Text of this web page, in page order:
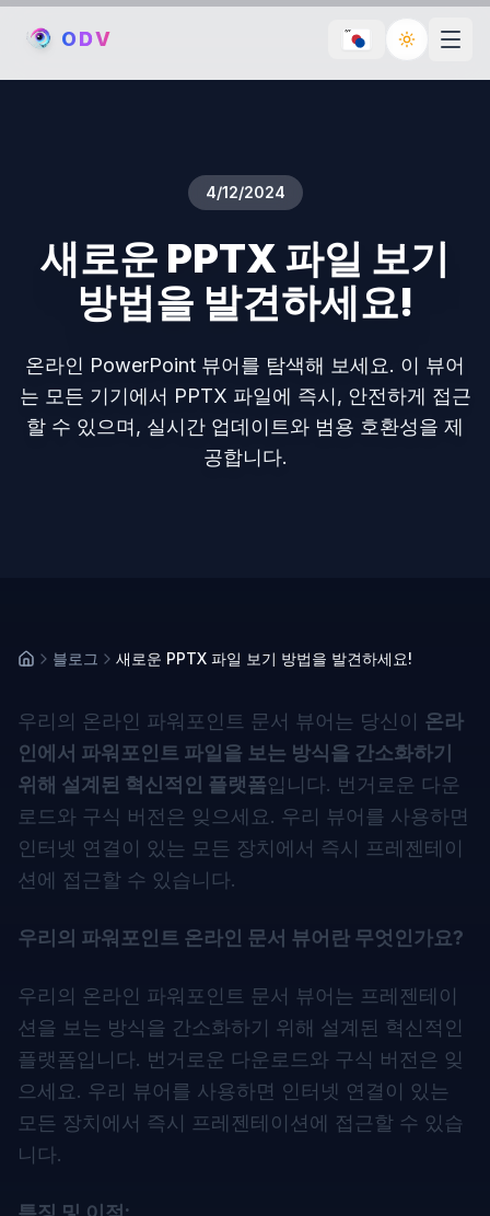
ODV Toggle
4/12/2024
새로운 PPTX 파일 보기
방법을 발견하세요!
온라인 PowerPoint 뷰어를 탐색해 보세요. 이 뷰어
는 모든 기기에서 PPTX 파일에 즉시, 안전하게 접근
할 수 있으며, 실시간 업데이트와 범용 호환성을 제
공합니다.
블로그 새로운 PPTX 파일 보기 방법을 발견하세요!
우리의 온라인 파워포인트 문서 뷰어는 당신이 온라
인에서 파워포인트 파일을 보는 방식을 간소화하기
위해 설계된 혁신적인 플랫폼입니다. 번거로운 다운
로드와 구식 버전은 잊으세요. 우리 뷰어를 사용하면
인터넷 연결이 있는 모든 장치에서 즉시 프레젠테이
션에 접근할 수 있습니다.
우리의 파워포인트 온라인 문서 뷰어란 무엇인가요?
우리의 온라인 파워포인트 문서 뷰어는 프레젠테이
션을 보는 방식을 간소화하기 위해 설계된 혁신적인
플랫폼입니다. 번거로운 다운로드와 구식 버전은 잊
으세요. 우리 뷰어를 사용하면 인터넷 연결이 있는
모든 장치에서 즉시 프레젠테이션에 접근할 수 있습
니다.